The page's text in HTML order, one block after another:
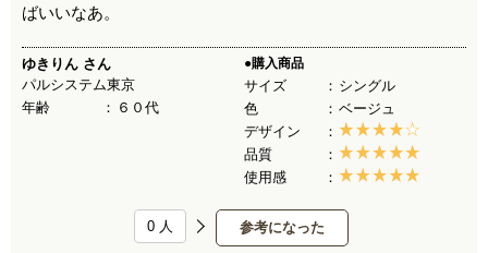
ばいいなあ。
ゆきりん さん
パルシステム東京
年齢
６０代
●購入商品
サイズ
シングル
色
ベージュ
デザイン
品質
使用感
参考になった
0 人